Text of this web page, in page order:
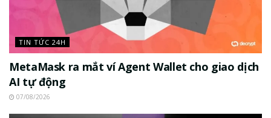
TIN TỨC 24H
MetaMask ra mắt ví Agent Wallet cho giao dịch
AI tự động
07/08/2026